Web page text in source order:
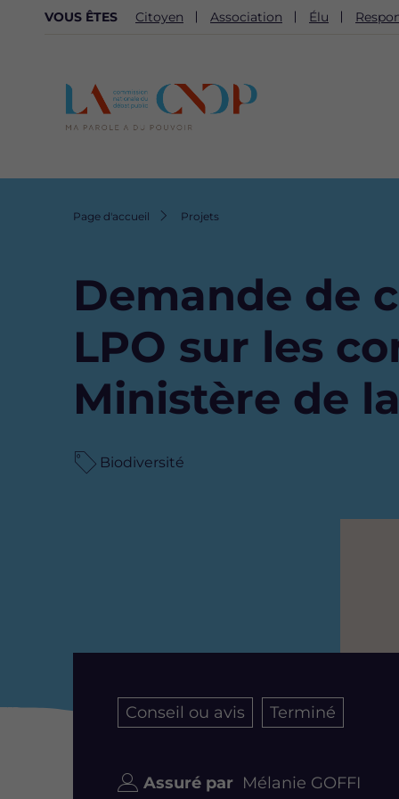
NAVIGATION
VOUS ÊTES Citoyen Association Élu
Fil
Page d'accueil Projets
Demande de
LPO sur les
Ministère de
Biodiversité
Conseil ou avis Terminé
Assuré par Mélanie GOFFI